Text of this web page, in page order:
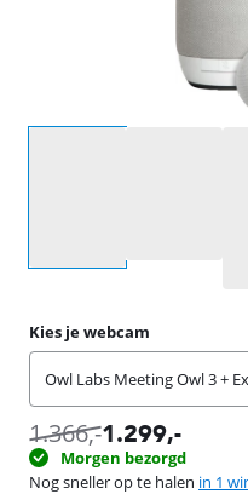
Kies je webcam
Owl Labs Meeting Owl 3 +
1.366,-1.299,-
Morgen bezorgd
Nog sneller op te halen in 1